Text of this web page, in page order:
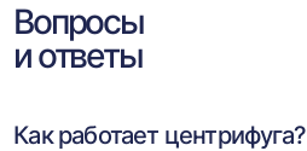
Вопросы
и ответы
Как работает центрифуга?